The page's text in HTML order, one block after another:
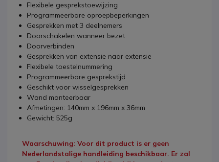
Flexibele gesprekstoewijzing
Programmeerbare oproepbeperkingen
Gesprekken met 3 deelnemers
Doorschakelen wanneer bezet
Doorverbinden
Gesprekken van extensie naar extensie
Flexibele toestelnummering
Programmeerbare gesprekstijd
Geschikt voor wisselgesprekken
Wand monteerbaar
Afmetingen: 140mm x 196mm x 36mm
Gewicht: 525g
Waarschuwing: Voor dit product is er geen
Nederlandstalige handleiding beschikbaar. Er zal